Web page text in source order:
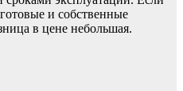
и собственные
в цене небольшая.